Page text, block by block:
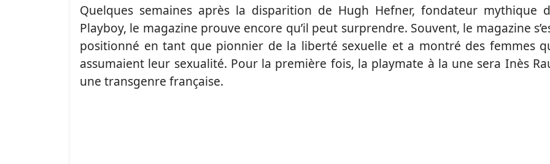
Quelques semaines après la disparition de Hugh Hefner, fondateur mythique
Playboy, le magazine prouve encore qu’il peut surprendre. Souvent, le magazine
positionné en tant que pionnier de la liberté sexuelle et a montré des femmes
assumaient leur sexualité. Pour la première fois, la playmate à la une sera Inès
une transgenre française.